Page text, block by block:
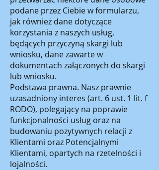
podane przez Ciebie w formularzu,
jak również dane dotyczące
korzystania z naszych usług,
będących przyczyną skargi lub
wniosku, dane zawarte w
dokumentach załączonych do skargi
lub wniosku.
Podstawa prawna. Nasz prawnie
uzasadniony interes (art. 6 ust. 1 lit. f
RODO), polegający na poprawie
funkcjonalności usług oraz na
budowaniu pozytywnych relacji z
Klientami oraz Potencjalnymi
Klientami, opartych na rzetelności i
lojalności.